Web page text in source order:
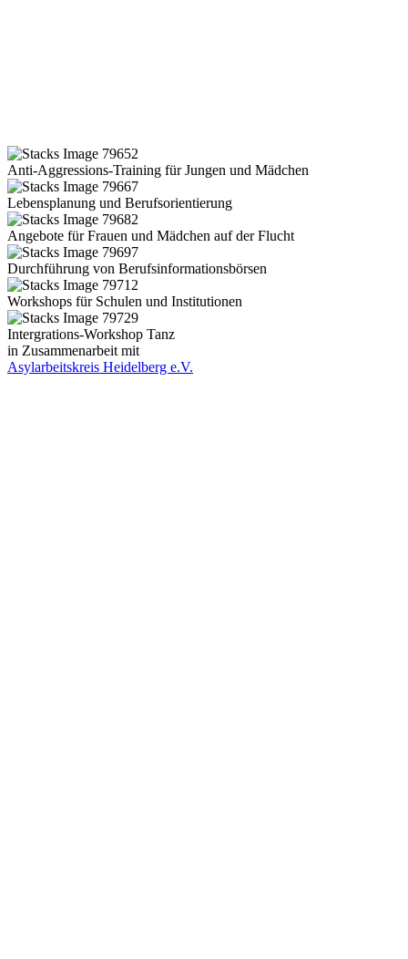
Anti-Aggressions-Training für Jungen und Mädchen
Lebensplanung und Berufsorientierung
Angebote für Frauen und Mädchen auf der Flucht
Durchführung von Berufsinformationsbörsen
Workshops für Schulen und Institutionen
Intergrations-Workshop Tanz
in Zusammenarbeit mit
Asylarbeitskreis Heidelberg e.V.